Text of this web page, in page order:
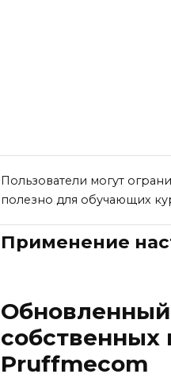
Пользователи могут
полезно для обучающих
Применение
Обновленный
собственных
Pruffmecom